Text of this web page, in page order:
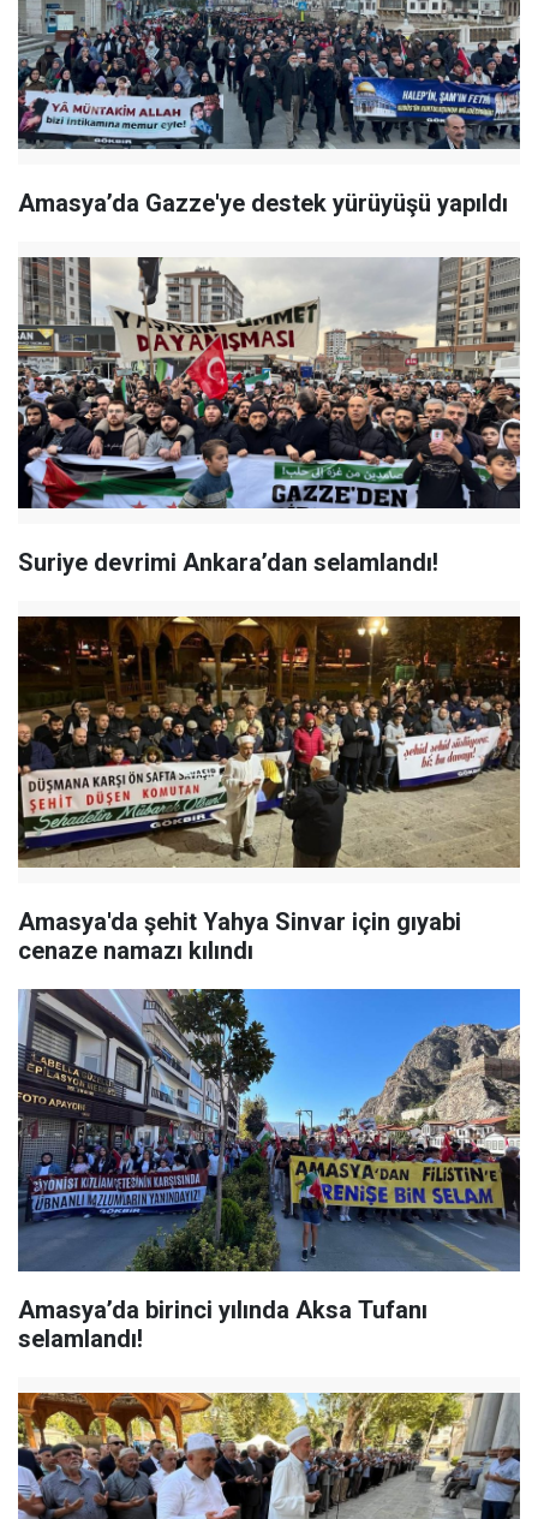
Amasya’da Gazze'ye destek yürüyüşü yapıldı
Suriye devrimi Ankara’dan selamlandı!
Amasya'da şehit Yahya Sinvar için gıyabi
cenaze namazı kılındı
Amasya’da birinci yılında Aksa Tufanı
selamlandı!